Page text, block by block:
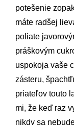
potešenie
máte radšej
poliate
práškovým
uspokoja vaše
zásteru,
priateľov touto
mi, že keď raz
nikdy sa